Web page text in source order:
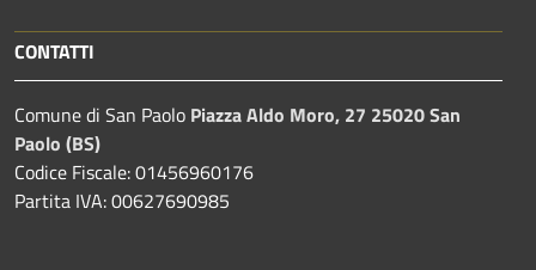
CONTATTI
Comune di San Paolo Piazza Aldo Moro, 27 25020 San
Paolo (BS)
Codice Fiscale: 01456960176
Partita IVA: 00627690985